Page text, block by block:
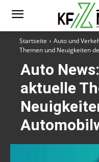
Startseite Auto und
Themen und Neuigkeiten
Auto
aktuelle